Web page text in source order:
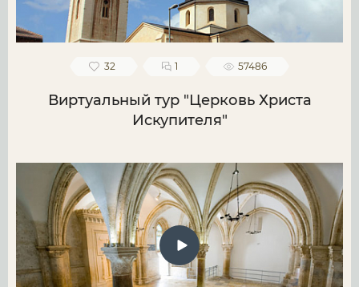
32 1 57486
Виртуальный тур "Церковь Христа
Искупителя"